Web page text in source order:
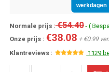
werkdagen
Normale prijs :€54.40 - (
Onze prijs : €38.08 + €0.99
Klantreviews :
1129